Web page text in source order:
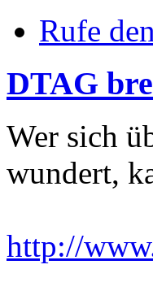
Rufe
DTAG
Wer sich
wundert,
http://